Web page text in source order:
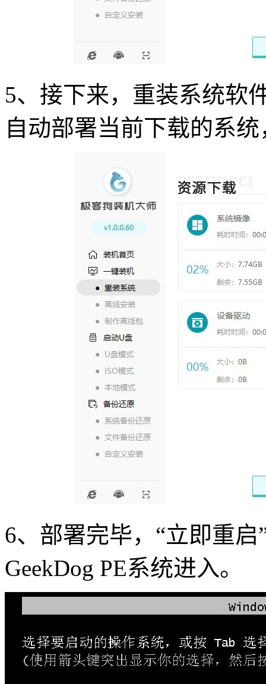
5、接下来，重装系统软
自动部署当前下载的系
6、部署完毕，“立即重
GeekDog PE系统进入。